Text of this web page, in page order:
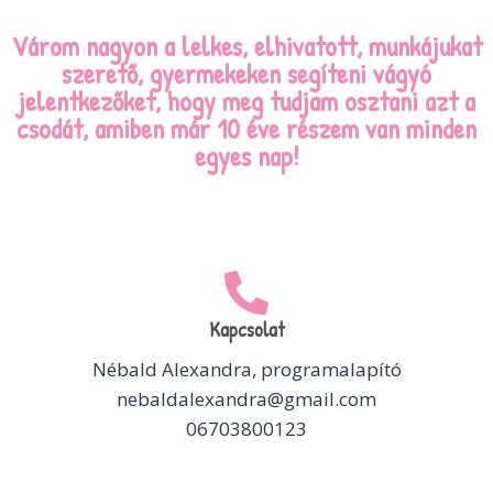
Várom nagyon a lelkes, elhivatott, munkájukat
szerető, gyermekeken segíteni vágyó
jelentkezőket, hogy meg tudjam osztani azt a
csodát, amiben már 10 éve részem van minden
egyes nap!
Kapcsolat
Nébald Alexandra, programalapító
nebaldalexandra@gmail.com
06703800123